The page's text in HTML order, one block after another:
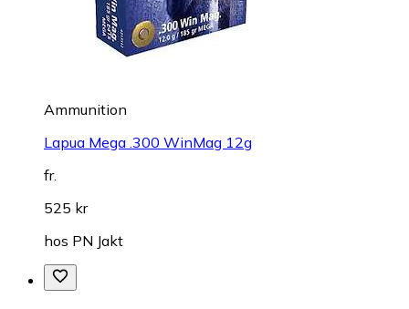
Ammunition
Lapua Mega .300 WinMag 12g
fr.
525 kr
hos PN Jakt